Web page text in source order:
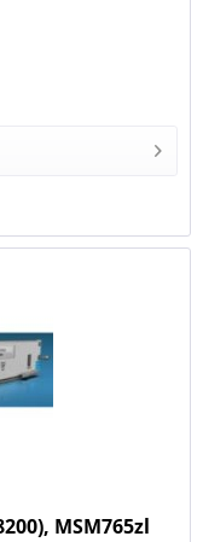
MSM765zl